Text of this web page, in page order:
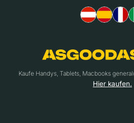
Kaufe Handys, Tablets, Macbooks
Hier kaufen.